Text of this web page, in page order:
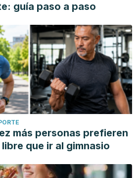
guía paso a paso
más personas prefieren
que ir al gimnasio